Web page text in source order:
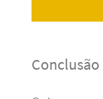
Conclusão